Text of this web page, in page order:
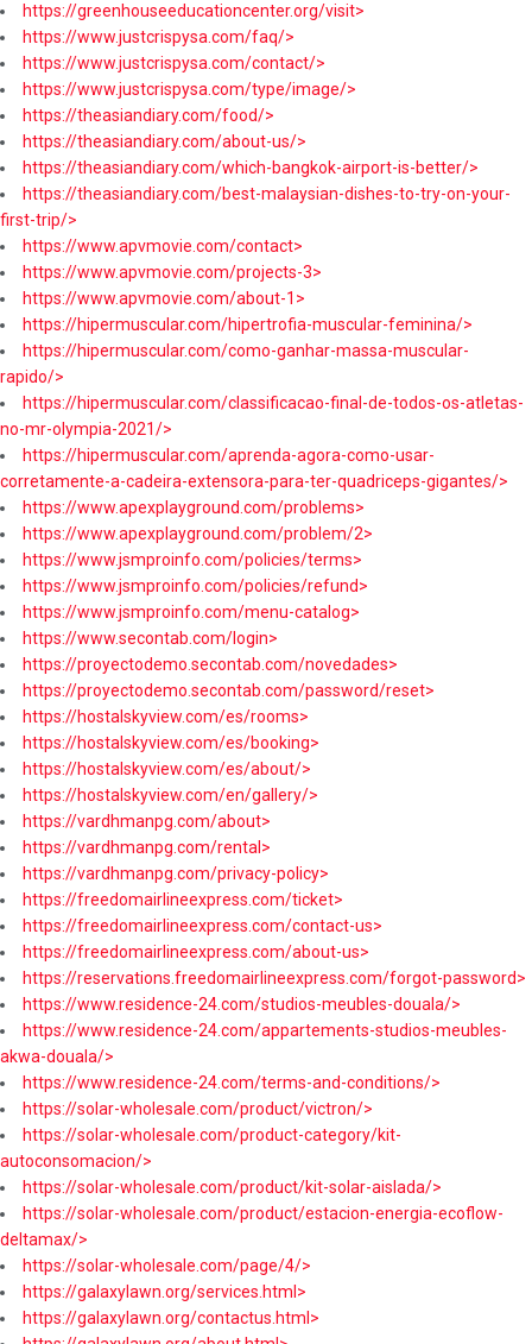
https://greenhouseeducationcenter.org/visit>
https://www.justcrispysa.com/faq/>
https://www.justcrispysa.com/contact/>
https://www.justcrispysa.com/type/image/>
https://theasiandiary.com/food/>
https://theasiandiary.com/about-us/>
https://theasiandiary.com/which-bangkok-airport-is-better/>
https://theasiandiary.com/best-malaysian-dishes-to-try-on-your-
first-trip/>
https://www.apvmovie.com/contact>
https://www.apvmovie.com/projects-3>
https://www.apvmovie.com/about-1>
https://hipermuscular.com/hipertrofia-muscular-feminina/>
https://hipermuscular.com/como-ganhar-massa-muscular-
rapido/>
https://hipermuscular.com/classificacao-final-de-todos-os-atletas-
no-mr-olympia-2021/>
https://hipermuscular.com/aprenda-agora-como-usar-
corretamente-a-cadeira-extensora-para-ter-quadriceps-gigantes/>
https://www.apexplayground.com/problems>
https://www.apexplayground.com/problem/2>
https://www.jsmproinfo.com/policies/terms>
https://www.jsmproinfo.com/policies/refund>
https://www.jsmproinfo.com/menu-catalog>
https://www.secontab.com/login>
https://proyectodemo.secontab.com/novedades>
https://proyectodemo.secontab.com/password/reset>
https://hostalskyview.com/es/rooms>
https://hostalskyview.com/es/booking>
https://hostalskyview.com/es/about/>
https://hostalskyview.com/en/gallery/>
https://vardhmanpg.com/about>
https://vardhmanpg.com/rental>
https://vardhmanpg.com/privacy-policy>
https://freedomairlineexpress.com/ticket>
https://freedomairlineexpress.com/contact-us>
https://freedomairlineexpress.com/about-us>
https://reservations.freedomairlineexpress.com/forgot-password>
https://www.residence-24.com/studios-meubles-douala/>
https://www.residence-24.com/appartements-studios-meubles-
akwa-douala/>
https://www.residence-24.com/terms-and-conditions/>
https://solar-wholesale.com/product/victron/>
https://solar-wholesale.com/product-category/kit-
autoconsomacion/>
https://solar-wholesale.com/product/kit-solar-aislada/>
https://solar-wholesale.com/product/estacion-energia-ecoflow-
deltamax/>
https://solar-wholesale.com/page/4/>
https://galaxylawn.org/services.html>
https://galaxylawn.org/contactus.html>